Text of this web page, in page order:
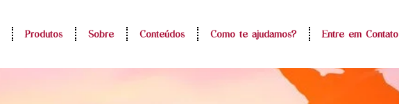
Produtos Sobre Conteúdos Como te ajudamos? Entre em Contato